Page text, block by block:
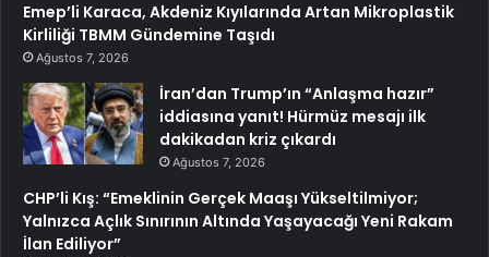
Emep’li Karaca, Akdeniz Kıyılarında Artan Mikroplastik
Kirliliği TBMM Gündemine Taşıdı
Ağustos 7, 2026
İran’dan Trump’ın “Anlaşma hazır”
iddiasına yanıt! Hürmüz mesajı ilk
dakikadan kriz çıkardı
Ağustos 7, 2026
CHP’li Kış: “Emeklinin Gerçek Maaşı Yükseltilmiyor;
Yalnızca Açlık Sınırının Altında Yaşayacağı Yeni Rakam
İlan Ediliyor”